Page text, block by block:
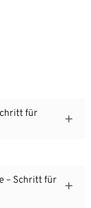
für
– Schritt für